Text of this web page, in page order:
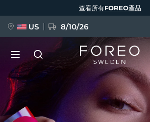
查看所有FOREO產品
US 8/10/26
新品
BREAKING NEWS
語言